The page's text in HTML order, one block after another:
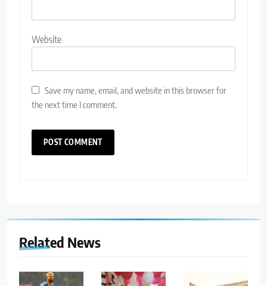
Website
Save my name, email, and website in this browser for
the next time I comment.
Related News